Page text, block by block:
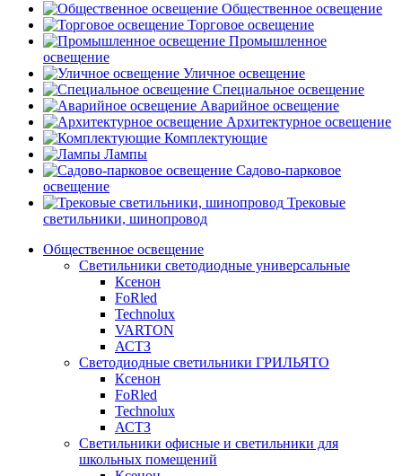
Общественное освещение
Торговое освещение
Промышленное
освещение
Уличное освещение
Специальное освещение
Аварийное освещение
Архитектурное освещение
Комплектующие
Лампы
Садово-парковое
освещение
Трековые
светильники, шинопровод
Общественное освещение
Светильники светодиодные универсальные
Ксенон
FoRled
Technolux
VARTON
АСТЗ
Светодиодные светильники ГРИЛЬЯТО
Ксенон
FoRled
Technolux
АСТЗ
Светильники офисные и светильники для
школьных помещений